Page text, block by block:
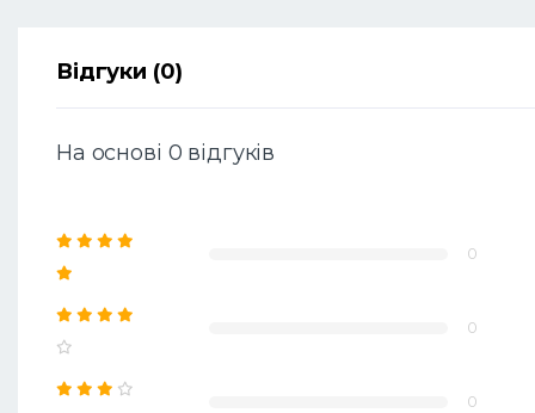
Відгуки (0)
На основі 0 відгуків
0
0
0